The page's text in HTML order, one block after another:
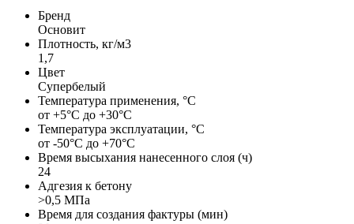
Бренд
Основит
Плотность, кг/м3
1,7
Цвет
Супербелый
Температура применения, °С
от +5°С до +30°С
Температура эксплуатации, °С
от -50°С до +70°С
Время высыхания нанесенного слоя (ч)
24
Адгезия к бетону
>0,5 МПа
Время для создания фактуры (мин)